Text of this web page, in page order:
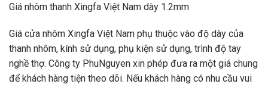
Giá nhôm thanh Xingfa Việt Nam dày 1.2mm
Giá cửa nhôm Xingfa Việt Nam phụ thuộc vào độ dày của
thanh nhôm, kính sử dụng, phụ kiện sử dụng, trình độ tay
nghề thợ. Công ty PhuNguyen xin phép đưa ra một giá chung
để khách hàng tiện theo dõi. Nếu khách hàng có nhu cầu vui